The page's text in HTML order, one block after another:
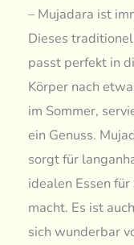
– Mujadara ist
Dieses
passt perfekt in
Körper nach
im Sommer,
ein Genuss.
sorgt für
idealen Essen
macht. Es ist
sich wunderbar